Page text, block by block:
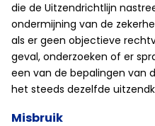
die de Uitzendrichtlijn
ondermijning van de
als er geen objectieve
geval, onderzoeken of er
een van de bepalingen van
het steeds dezelfde
Misbruik